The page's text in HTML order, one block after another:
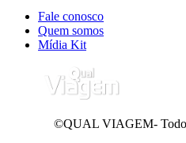
Fale conosco
Quem somos
Mídia Kit
©QUAL VIAGEM-